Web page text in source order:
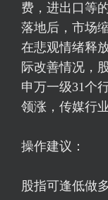
费，进出口等
落地后，市场
在悲观情绪释
际改善情况，
申万一级31个
领涨，传媒行
操作建议：
股指可逢低做多